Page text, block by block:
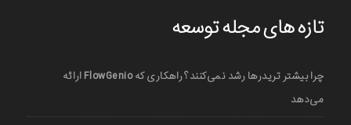
تازه های مجله توسعه
چرا بیشتر تریدرها رشد نمی‌کنند؟ راهکاری که FlowGenio ارائه
می‌دهد